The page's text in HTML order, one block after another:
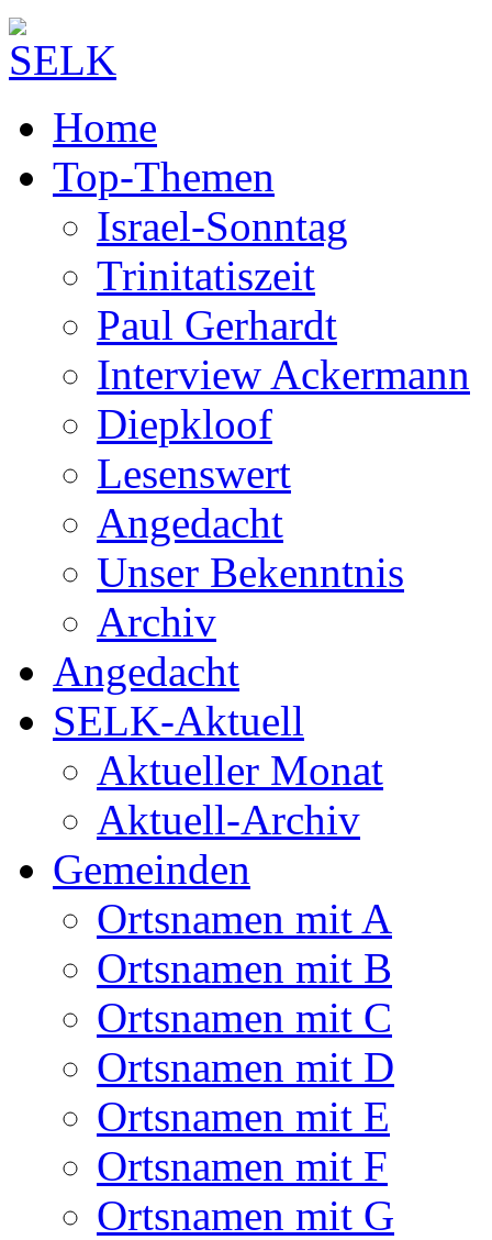
Home
Top-Themen
Israel-Sonntag
Trinitatiszeit
Paul Gerhardt
Interview Ackermann
Diepkloof
Lesenswert
Angedacht
Unser Bekenntnis
Archiv
Angedacht
SELK-Aktuell
Aktueller Monat
Aktuell-Archiv
Gemeinden
Ortsnamen mit A
Ortsnamen mit B
Ortsnamen mit C
Ortsnamen mit D
Ortsnamen mit E
Ortsnamen mit F
Ortsnamen mit G